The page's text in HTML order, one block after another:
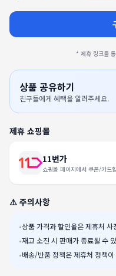
* 제휴 링크를
상품 공유하기
친구들에게 혜택을 알려주세요.
제휴 쇼핑몰
11번가
쇼핑몰 페이지에서 쿠폰/카드
⚠️ 주의사항
•상품 가격과 할인율은 제휴처
•재고 소진 시 판매가 종료될 수
•배송/반품 정책은 제휴처 정책